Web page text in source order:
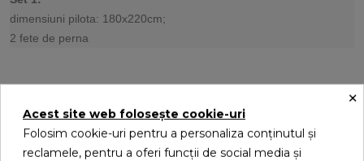
dimensiuni pilota: 180x220cm;
2 fete de perna
S-ar putea sa-ti placa
×
Acest site web folosește cookie-uri
Folosim cookie-uri pentru a personaliza conținutul și
reclamele, pentru a oferi funcții de social media și